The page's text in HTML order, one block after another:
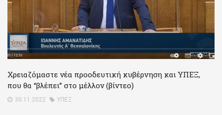
Χρειαζόμαστε νέα προοδευτική κυβέρνηση και ΥΠΕΞ,
που θα “βλέπει” στο μέλλον (βίντεο)
30.11.2022 ΥΠΕΞ